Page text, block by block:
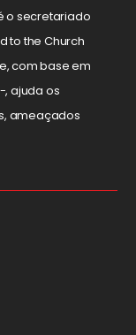
o secretariado
to the Church
com base em
ajuda os
ameaçados